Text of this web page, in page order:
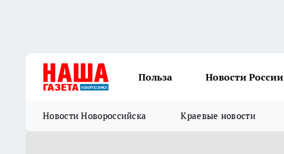
Польза Новости России
Новости Новороссийска Краевые новости